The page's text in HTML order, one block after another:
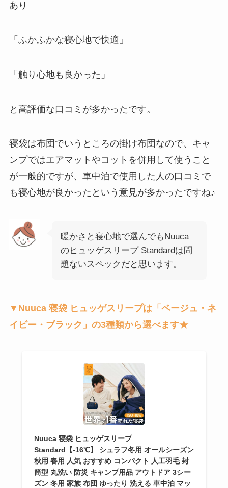
あり
「ふかふかな寝心地で快適」
「触り心地も良かった」
と高評価な口コミが多かったです。
寝袋は布団でいうところの掛け布団なので、キャ
ンプではエアマットやコットを併用して使うこと
が一般的ですが、車中泊で使用した人の口コミで
も寝心地が良かったという意見が多かったですね♪
暖かさと寝心地で選んでもNuuca
のヒュッゲスリープ Standardは問
題ないスペックだと思います。
▼Nuuca 寝袋 ヒュッゲスリープは「ベージュ・ネ
イビー・ブラック」の3種類から選べます★
Nuuca 寝袋 ヒュッゲスリープ
Standard【-16℃】 シュラフ冬用 オールシーズン
秋用 春用 人気 おすすめ コンパクト 人工羽毛 封
筒型 丸洗い 防災 キャンプ用品 アウトドア 3シー
ズン 冬用 家族 布団 ゆったり 洗える 車中泊 マッ